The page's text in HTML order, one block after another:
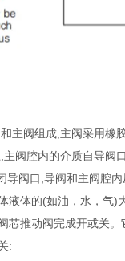
主阀组成,主阀采用
阀腔内的介质自导
阀口,导阀和主阀腔内
液体的(如油，水，气
芯推动阀完成开或关
: